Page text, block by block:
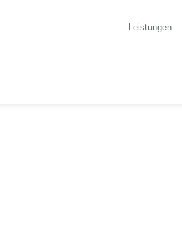
Leistungen